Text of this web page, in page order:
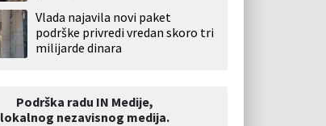
Vlada najavila novi paket
podrške privredi vredan skoro tri
milijarde dinara
Podrška radu IN Medije,
lokalnog nezavisnog medija.